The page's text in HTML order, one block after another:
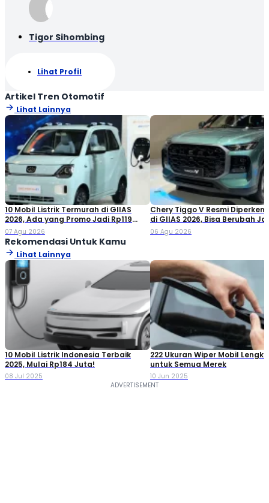
Tigor Sihombing
Lihat Profil
Artikel Tren Otomotif
Lihat Lainnya
10 Mobil Listrik Termurah di GIIAS
2026, Ada yang Promo Jadi Rp119
Jutaan!
07 Agu 2026
Chery Tiggo V Resmi
di GIIAS 2026, Bisa Berubah
Double Cabin
06 Agu 2026
Rekomendasi Untuk Kamu
Lihat Lainnya
10 Mobil Listrik Indonesia Terbaik
2025, Mulai Rp184 Juta!
08 Jul 2025
222 Ukuran Wiper Mobil
untuk Semua Merek
10 Jun 2025